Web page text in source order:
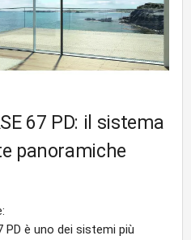
67 PD: il sistema
panoramiche
PD è uno dei sistemi più